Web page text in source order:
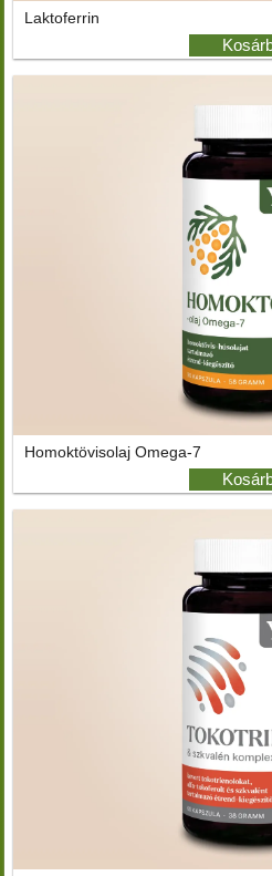
Laktoferrin
Homoktövisolaj Omega-7